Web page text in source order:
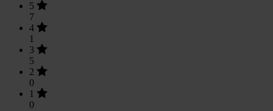
5
7
4
1
3
5
2
0
1
0